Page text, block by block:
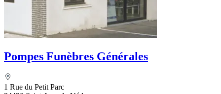
Pompes Funèbres Générales
1 Rue du Petit Parc